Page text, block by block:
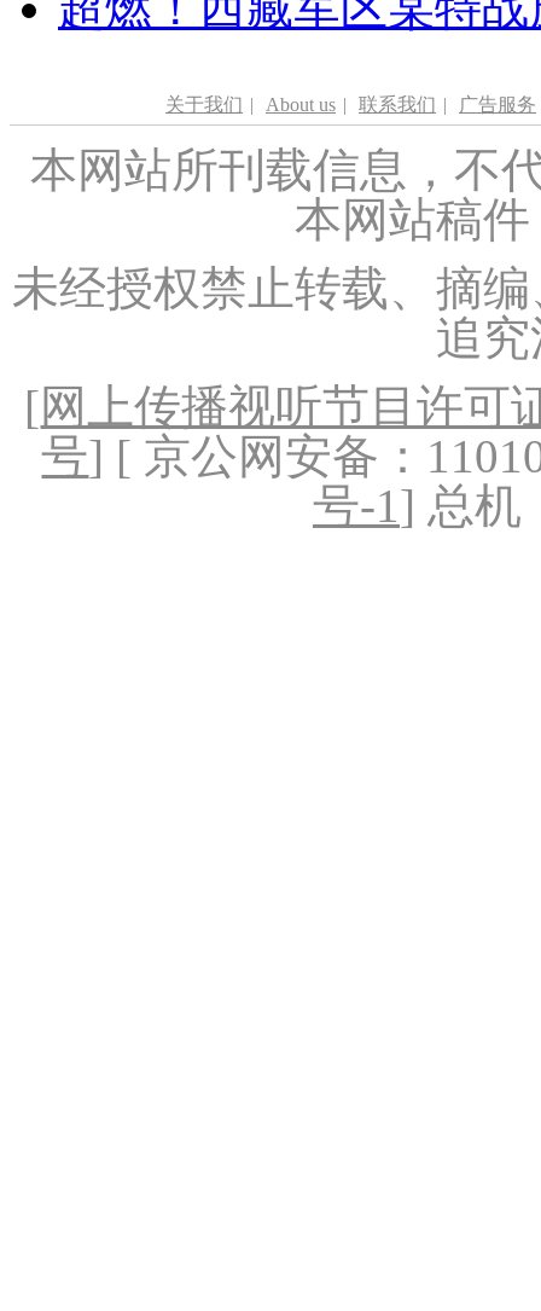
关于我们 | About us | 联系我们 | 广告服务
本网站所刊载信息，不
本网站稿
未经授权禁止转载、摘
追
[网上传播视听节目许可
号] [ 京公网安备：
号-1] 总机